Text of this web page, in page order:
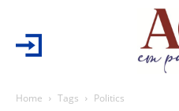
Home Tags Politics